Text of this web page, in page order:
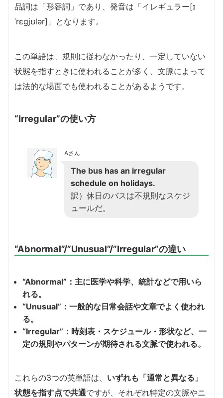
品詞は「形容詞」であり、発音は「イレギュラー[ɪ
ˈrɛɡjʊlər]」となります。
この単語は、規則に従わなかったり、一定していない
状態を指すときに使われることが多く、文脈によって
は法的な場面でも使われることがあるようです。
“Irregular”の使い方
Aさん
The bus has an irregular
schedule on holidays.
訳）休日のバスは不規則なスケジ
ュールだ。
“Abnormal”/”Unusual”/”Irregular”の違い
“Abnormal”：主に医学や科学、統計などで用いら
れる。
“Unusual”：一般的な日常会話や文章でよく使われ
る。
“Irregular”：時刻表・スケジュール・形状など、一
定の規則やパターンが期待される文脈で使われる。
これらの3つの英単語は、 いずれも「通常と異なる」
状態を指す点で共通ですが、それぞれ特定の文脈やニ